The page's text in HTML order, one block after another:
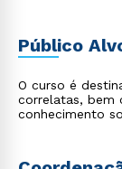
Público
O curso é
correlatas, bem
conhecimento